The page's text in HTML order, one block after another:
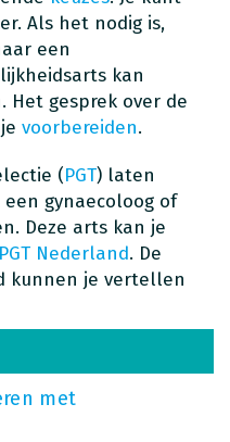
Als het nodig is,
een
kan
Het gesprek over de
voorbereiden.
(PGT) laten
gynaecoloog of
Deze arts kan je
PGT Nederland. De
kunnen je vertellen
met